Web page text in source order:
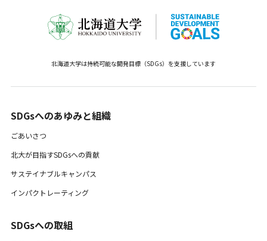
北海道大学は持続可能な開発目標（SDGs）を支援しています
SDGsへのあゆみと組織 ​
ごあいさつ
北大が目指すSDGsへの貢献
サステイナブルキャンパス
インパクトレーティング
SDGsへの取組